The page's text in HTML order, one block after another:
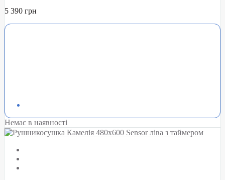
5 390 грн
Немає в наявності